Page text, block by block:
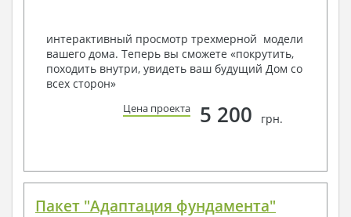
условий, за дополнительную плату.
Получить профессиональную консультацию у
наших специалистов, Вы можете любым
способом связи: закажите обратный звонок,
по viber, e-mail, телефон -
интерактивный просмотр трехмерной модели
вашего дома. Теперь вы сможете «покрутить,
походить внутри, увидеть ваш будущий Дом со
всех сторон»
Цена проекта 5 200 грн.
Пакет "Адаптация фундамента"